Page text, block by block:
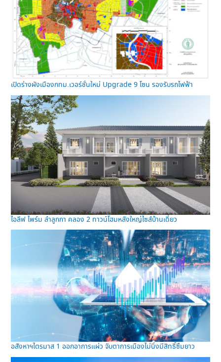
เปิดร่างผังเมืองกทม.เวอร์ชั่นใหม่ Upgrade 9 โซน รองรับรถไฟฟ้า
ไอลีฟ ไพร์ม ลำลูกกา คลอง 2 ทาวน์โฮมหลังใหญ่ไซส์บ้านเดี่ยว
อสังหาฯไตรมาส 1 ออกอาการแผ่ว จับตาการเมืองไม่นิ่งมีสิทธิ์ซึมยาว